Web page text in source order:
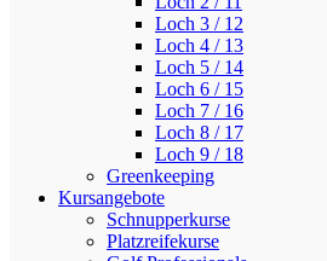
Loch 3 / 12
Loch 4 / 13
Loch 5 / 14
Loch 6 / 15
Loch 7 / 16
Loch 8 / 17
Loch 9 / 18
Greenkeeping
Kursangebote
Schnupperkurse
Platzreifekurse